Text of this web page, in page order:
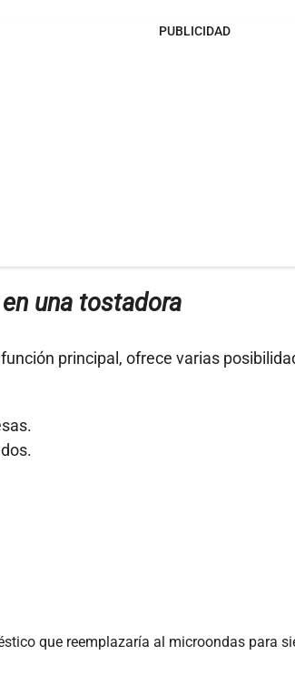
PUBLICIDAD
una tostadora
principal, ofrece varias
que reemplazaría al microondas para